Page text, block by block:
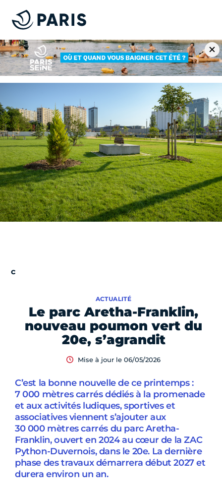
Le parc Aretha-Franklin,
nouveau poumon vert du
20e, s’agrandit
ACTUALITÉ
Mise à jour le 06/05/2026
C’est la bonne nouvelle de ce printemps :
7 000 mètres carrés dédiés à la promenade
et aux activités ludiques, sportives et
associatives viennent s’ajouter aux
30 000 mètres carrés du parc Aretha-
Franklin, ouvert en 2024 au cœur de la ZAC
Python-Duvernois, dans le 20e. La dernière
phase des travaux démarrera début 2027 et
durera environ un an.